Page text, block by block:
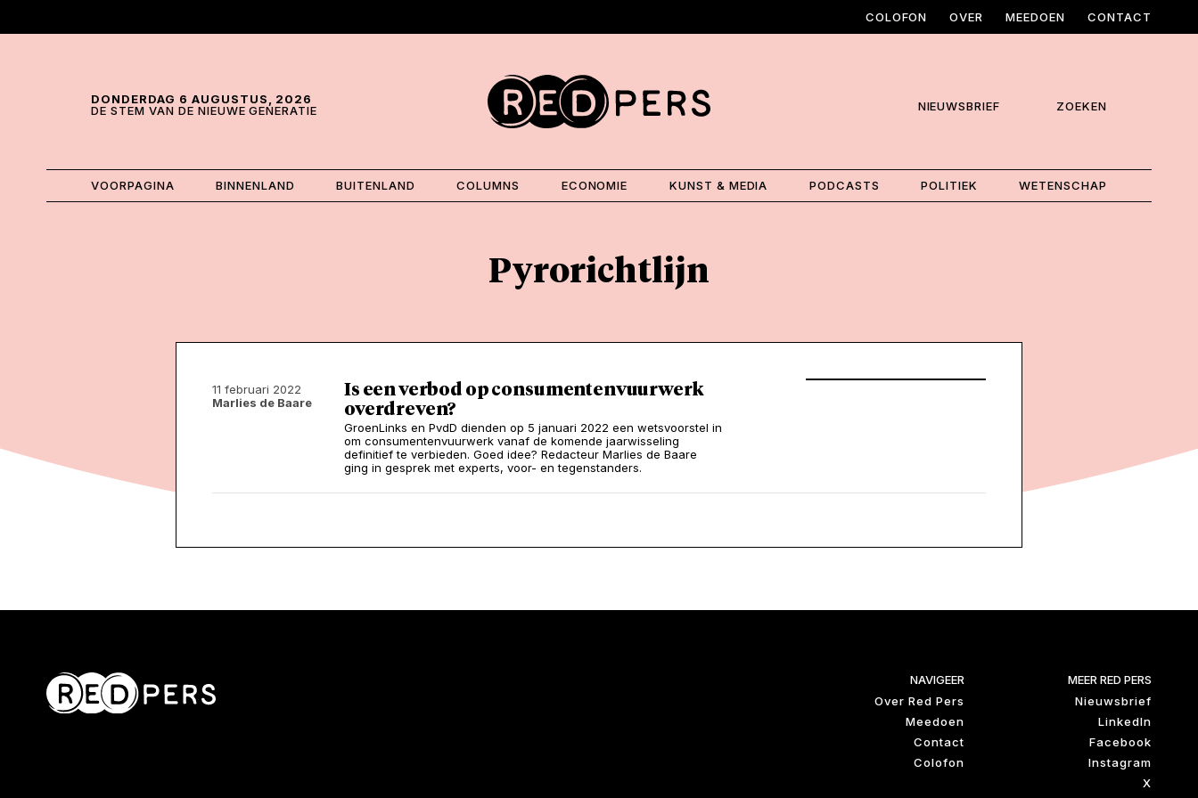
COLOFON OVER MEEDOEN CONTACT
DONDERDAG 6 AUGUSTUS, 2026
DE STEM VAN DE NIEUWE GENERATIE
NIEUWSBRIEF ZOEKEN
VOORPAGINA BINNENLAND BUITENLAND COLUMNS ECONOMIE KUNST & MEDIA PODCASTS POLITIEK WETENSCHAP
Pyrorichtlijn
11 februari 2022
Marlies de Baare
Is een verbod op consumentenvuurwerk
overdreven?
GroenLinks en PvdD dienden op 5 januari 2022 een wetsvoorstel in
om consumentenvuurwerk vanaf de komende jaarwisseling
definitief te verbieden. Goed idee? Redacteur Marlies de Baare
ging in gesprek met experts, voor- en tegenstanders.
NAVIGEER
Over Red Pers
Meedoen
Contact
Colofon
MEER RED PERS
Nieuwsbrief
LinkedIn
Facebook
Instagram
X